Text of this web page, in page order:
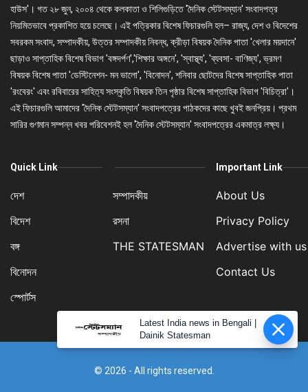
হাউস'। গত ২৮ জুন, ২০০৪ থেকে কলকাতা ও শিলিগুড়িতে 'দৈনিক স্টেটসম্যান' সংবাদপত্র
নিয়মিতভাবে প্রকাশিত হয়ে চলেছে। এই পত্রিকার বিশেষ ফিচারগুলি হল– রাজ্য, দেশ ও বিদেশের
সবরকম সংবাদ, সম্পাদকীয়, উত্তর সম্পাদকীয় নিবন্ধ, ক্রীড়া বিষয়ক দৈনিক পাতা 'খেলার ময়দানে'
ছাড়াও সাপ্তাহিক বিশেষ বিভাগ 'বঙ্গদর্পণ','শিক্ষার অঙ্গনে', 'স্বাস্থ্য', 'ব্যবসা- বাণিজ্য', ভ্রমণ
বিষয়ক বিশেষ পাতা 'ডেস্টিনেশন- মন ভালো', 'বিনোদন', শনিবার ছোটদের বিশেষ সাপ্তাহিক পাতা
'রংবেরং' এবং রবিবারের সাহিত্য সংস্কৃতি বিষয়ক তিন পৃষ্ঠার বিশেষ সাপ্তাহিক বিভাগ 'বিচিত্রা'।
এই ফিচারগুলি আমাদের 'দৈনিক স্টেটসম্যান' সংবাদপত্রের পাঠকদের কাছে খুবই জনপ্রিয়। প্রথম
সারির গুণমান সম্পন্ন খবর পরিবেশনই হল 'দৈনিক স্টেটসম্যান' সংবাদপত্রের একমাত্র লক্ষ্য।
Quick Link
দেশ
বিদেশ
বঙ্গ
বিনোদন
স্পোর্টস
সম্পাদকীয়
রসনা
THE STATESMAN
Important Link
About Us
Privacy Policy
Advertise with us
Contact Us
© 2026 - All rights reserved.
Latest India news in Bengali |
Dainik Statesman